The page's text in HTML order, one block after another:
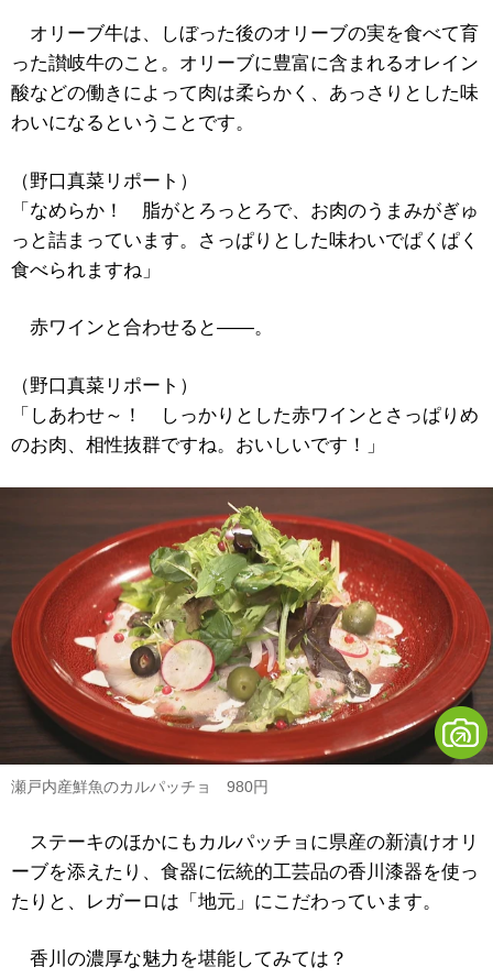
オリーブ牛は、しぼった後のオリーブの実を食べて育
った讃岐牛のこと。オリーブに豊富に含まれるオレイン
酸などの働きによって肉は柔らかく、あっさりとした味
わいになるということです。
（野口真菜リポート）
「なめらか！ 脂がとろっとろで、お肉のうまみがぎゅ
っと詰まっています。さっぱりとした味わいでぱくぱく
食べられますね」
赤ワインと合わせると――。
（野口真菜リポート）
「しあわせ～！ しっかりとした赤ワインとさっぱりめ
のお肉、相性抜群ですね。おいしいです！」
瀬戸内産鮮魚のカルパッチョ 980円
ステーキのほかにもカルパッチョに県産の新漬けオリ
ーブを添えたり、食器に伝統的工芸品の香川漆器を使っ
たりと、レガーロは「地元」にこだわっています。
香川の濃厚な魅力を堪能してみては？